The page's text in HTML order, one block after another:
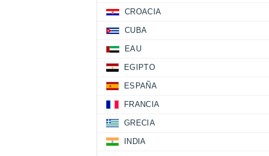
CROACIA
CUBA
EAU
EGIPTO
ESPAÑA
FRANCIA
GRECIA
INDIA